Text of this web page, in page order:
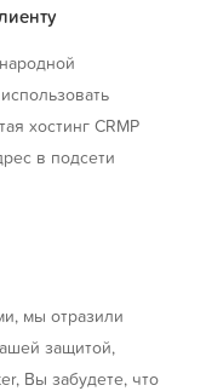
хостинг CRMP
в подсети
мы отразили
защитой,
Вы забудете, что